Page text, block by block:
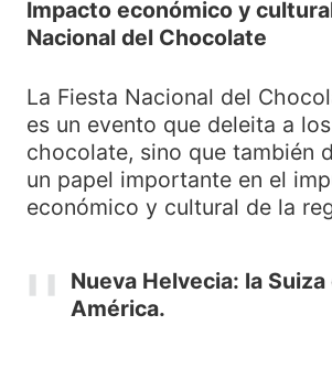
Impacto económico y
Nacional del Chocolate
La Fiesta Nacional del
es un evento que deleita a
chocolate, sino que también
un papel importante en el
económico y cultural de la
Nueva Helvecia: la Suiza
América.